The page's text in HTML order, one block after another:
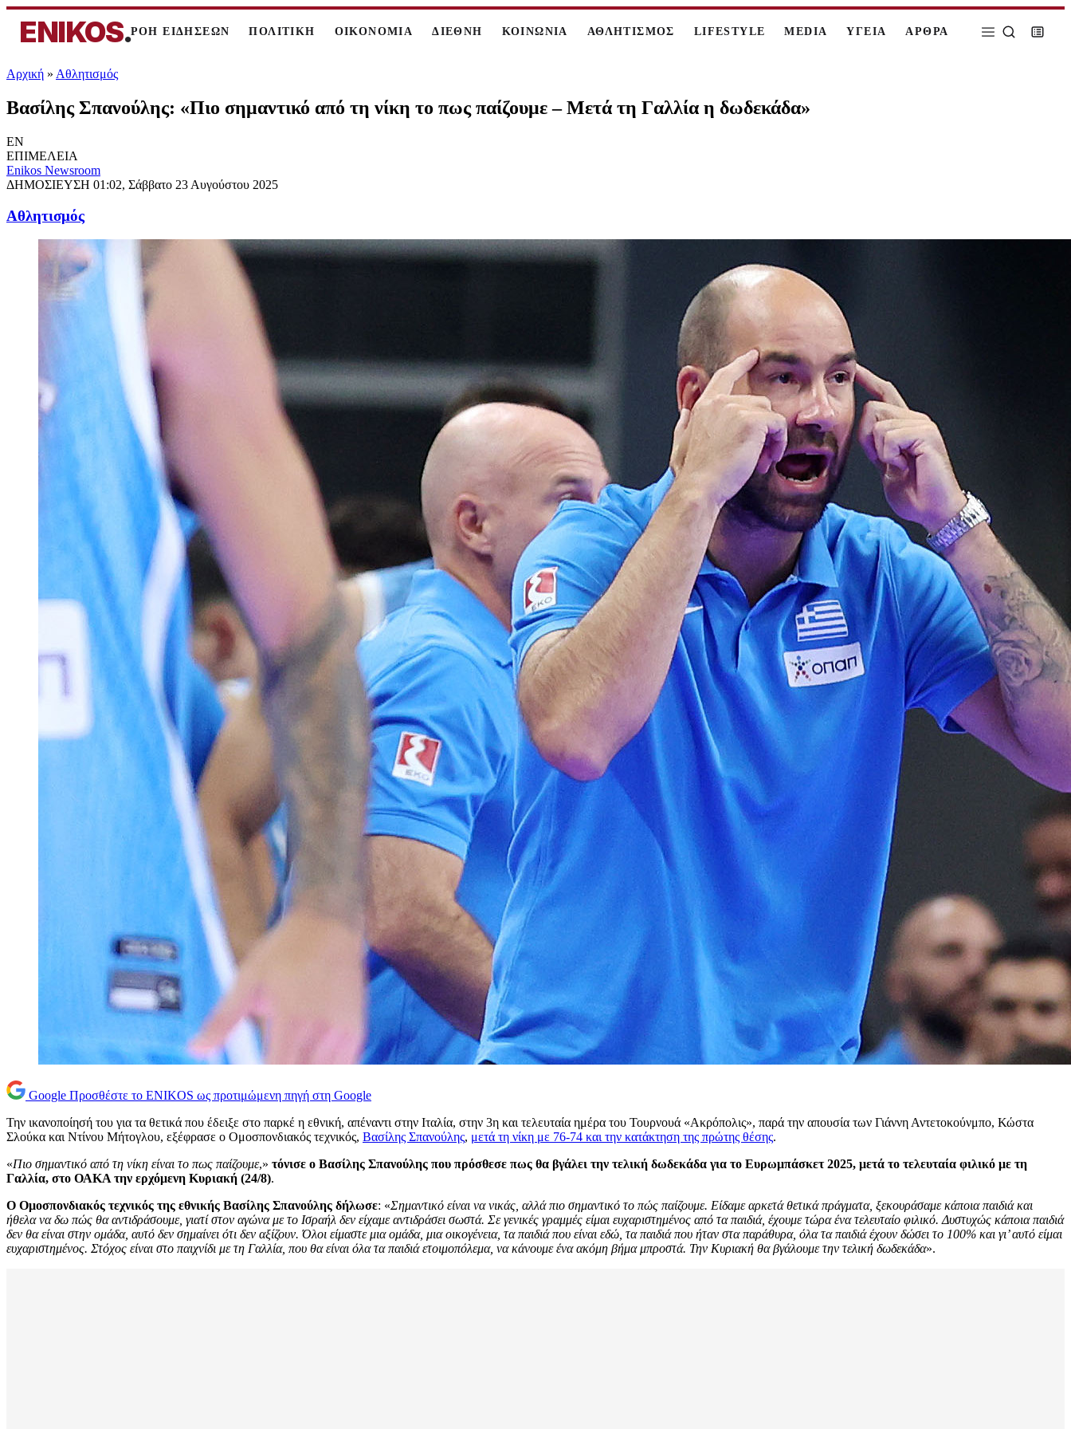
ENIKOS.ΡΟΗ ΕΙΔΗΣΕΩΝ ΠΟΛΙΤΙΚΗ ΟΙΚΟΝΟΜΙΑ ΔΙΕΘΝΗ ΚΟΙΝΩΝΙΑ ΑΘΛΗΤΙΣΜΟΣ LIFESTYLE MEDIA ΥΓΕΙΑ ΑΡΘΡΑ
Αρχική » Αθλητισμός
Βασίλης Σπανούλης: «Πιο σημαντικό από τη νίκη το πως παίζουμε – Μετά τη Γαλλία η δωδεκάδα»
EN
ΕΠΙΜΕΛΕΙΑ
Enikos Newsroom
ΔΗΜΟΣΙΕΥΣΗ 01:02, Σάββατο 23 Αυγούστου 2025
Αθλητισμός
Google Προσθέστε το ENIKOS ως προτιμώμενη πηγή στη Google
Την ικανοποίησή του για τα θετικά που έδειξε στο παρκέ η εθνική, απέναντι στην Ιταλία, στην 3η και τελευταία ημέρα του Τουρνουά «Ακρόπολις», παρά την απουσία των Γιάννη Αντετοκούνμπο, Κώστα
Σλούκα και Ντίνου Μήτογλου, εξέφρασε ο Ομοσπονδιακός τεχνικός, Βασίλης Σπανούλης, μετά τη νίκη με 76-74 και την κατάκτηση της πρώτης θέσης.
«Πιο σημαντικό από τη νίκη είναι το πως παίζουμε,» τόνισε ο Βασίλης Σπανούλης που πρόσθεσε πως θα βγάλει την τελική δωδεκάδα για το Ευρωμπάσκετ 2025, μετά το τελευταία φιλικό με τη
Γαλλία, στο ΟΑΚΑ την ερχόμενη Κυριακή (24/8).
Ο Ομοσπονδιακός τεχνικός της εθνικής Βασίλης Σπανούλης δήλωσε: «Σημαντικό είναι να νικάς, αλλά πιο σημαντικό το πώς παίζουμε. Είδαμε αρκετά θετικά πράγματα, ξεκουράσαμε κάποια παιδιά και
ήθελα να δω πώς θα αντιδράσουμε, γιατί στον αγώνα με το Ισραήλ δεν είχαμε αντιδράσει σωστά. Σε γενικές γραμμές είμαι ευχαριστημένος από τα παιδιά, έχουμε τώρα ένα τελευταίο φιλικό. Δυστυχώς κάποια παιδιά
δεν θα είναι στην ομάδα, αυτό δεν σημαίνει ότι δεν αξίζουν. Όλοι είμαστε μια ομάδα, μια οικογένεια, τα παιδιά που είναι εδώ, τα παιδιά που ήταν στα παράθυρα, όλα τα παιδιά έχουν δώσει το 100% και γι’ αυτό είμαι
ευχαριστημένος. Στόχος είναι στο παιχνίδι με τη Γαλλία, που θα είναι όλα τα παιδιά ετοιμοπόλεμα, να κάνουμε ένα ακόμη βήμα μπροστά. Την Κυριακή θα βγάλουμε την τελική δωδεκάδα».